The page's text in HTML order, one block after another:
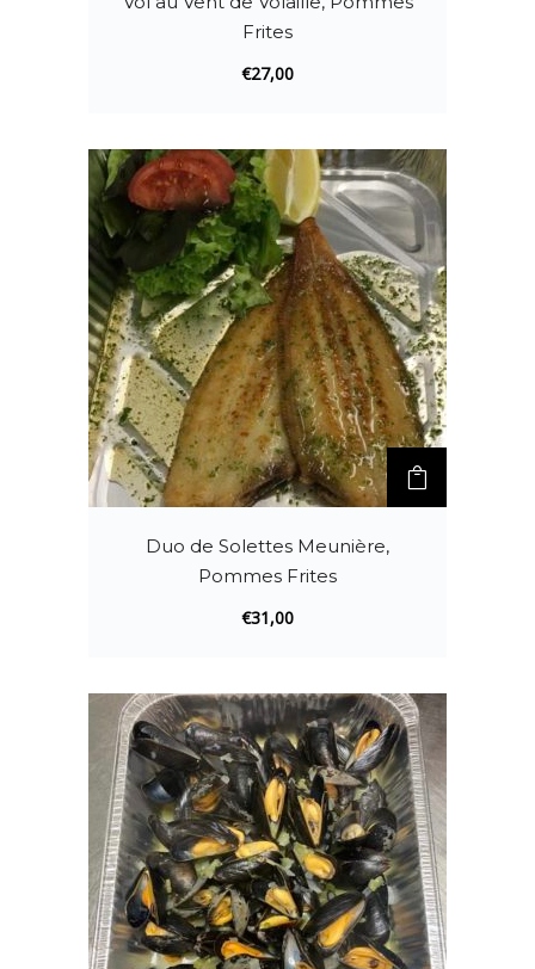
Frites
€27,00
Duo de Solettes Meunière,
Pommes Frites
€31,00